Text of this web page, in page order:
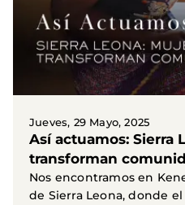
Jueves, 29 Mayo, 2025
Así actuamos: Sierra
transforman
Nos encontramos en
de Sierra Leona, donde